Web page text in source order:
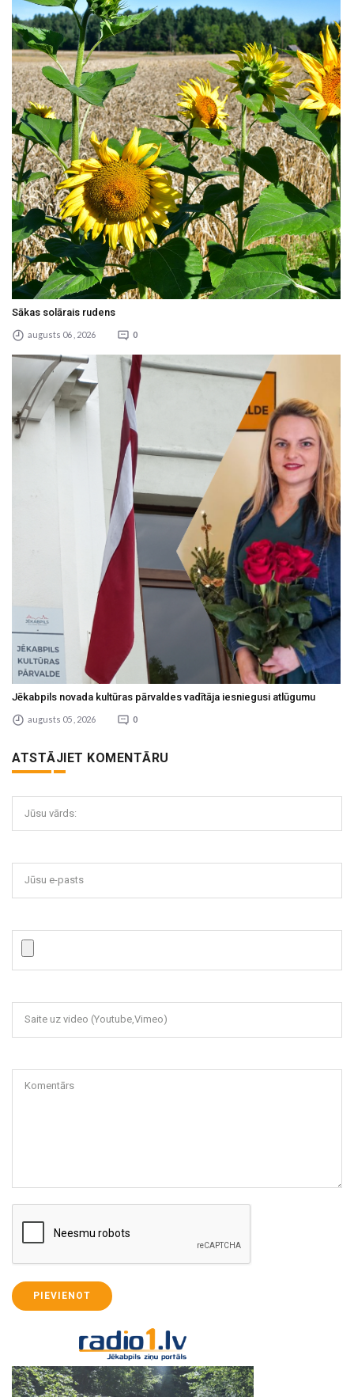
Sākas solārais rudens
augusts 06 , 2026 0
Jēkabpils novada kultūras pārvaldes vadītāja iesniegusi atlūgumu
augusts 05 , 2026 0
ATSTĀJIET KOMENTĀRU
Jūsu vārds:
Jūsu e-pasts
Saite uz video (Youtube,Vimeo)
Komentārs
PIEVIENOT